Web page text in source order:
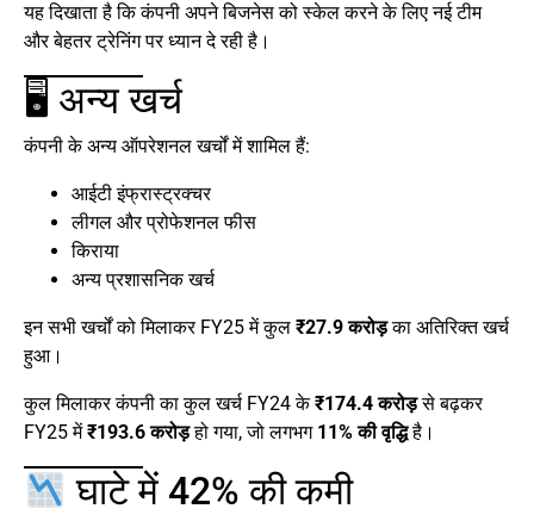
यह दिखाता है कि कंपनी अपने बिजनेस को स्केल करने के लिए नई टीम
और बेहतर ट्रेनिंग पर ध्यान दे रही है।
🖥 अन्य खर्च
कंपनी के अन्य ऑपरेशनल खर्चों में शामिल हैं:
आईटी इंफ्रास्ट्रक्चर
लीगल और प्रोफेशनल फीस
किराया
अन्य प्रशासनिक खर्च
इन सभी खर्चों को मिलाकर FY25 में कुल ₹27.9 करोड़का अतिरिक्त खर्च
हुआ।
कुल मिलाकर कंपनी का कुल खर्च FY24 के₹174.4 करोड़से बढ़कर
FY25 में₹193.6 करोड़हो गया, जो लगभग 11% की वृद्धिहै।
घाटे में 42% की कमी